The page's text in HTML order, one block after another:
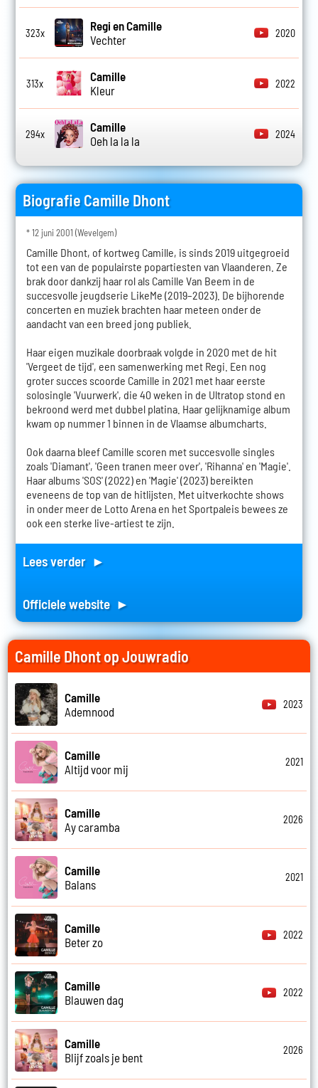
323x
Regi en Camille
Vechter
2020
313x
Camille
Kleur
2022
294x
Camille
Oeh la la la
2024
Biografie Camille Dhont
* 12 juni 2001 (Wevelgem)
Camille Dhont, of kortweg Camille, is sinds 2019 uitgegroeid
tot een van de populairste popartiesten van Vlaanderen. Ze
brak door dankzij haar rol als Camille Van Beem in de
succesvolle jeugdserie LikeMe (2019–2023). De bijhorende
concerten en muziek brachten haar meteen onder de
aandacht van een breed jong publiek.
Haar eigen muzikale doorbraak volgde in 2020 met de hit
'Vergeet de tijd', een samenwerking met Regi. Een nog
groter succes scoorde Camille in 2021 met haar eerste
solosingle 'Vuurwerk', die 40 weken in de Ultratop stond en
bekroond werd met dubbel platina. Haar gelijknamige album
kwam op nummer 1 binnen in de Vlaamse albumcharts.
Ook daarna bleef Camille scoren met succesvolle singles
zoals 'Diamant', 'Geen tranen meer over', 'Rihanna' en 'Magie'.
Haar albums 'SOS' (2022) en 'Magie' (2023) bereikten
eveneens de top van de hitlijsten. Met uitverkochte shows
in onder meer de Lotto Arena en het Sportpaleis bewees ze
ook een sterke live-artiest te zijn.
Lees verder ►
Officiele website ►
Camille Dhont op Jouwradio
Camille
Ademnood
2023
Camille
Altijd voor mij
2021
Camille
Ay caramba
2026
Camille
Balans
2021
Camille
Beter zo
2022
Camille
Blauwen dag
2022
Camille
Blijf zoals je bent
2026